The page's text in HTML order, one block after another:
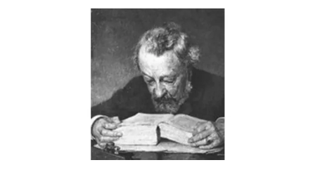
JOHAN
HENDRIK
CASPAR
KERN
(2)